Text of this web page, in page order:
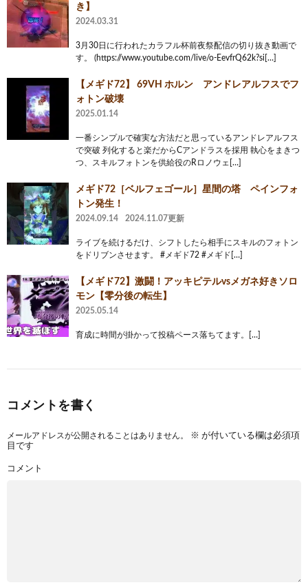
き】
2024.03.31
3月30日に行われたカラフル杯前夜祭配信の切り抜き動画で
す。 (https://www.youtube.com/live/o-EevfrQ62k?si[…]
【メギド72】 69VH ホルン アンドレアルフスでフ
ォトン破壊
2025.01.14
一番シンプルで確実な方法だと思っているアンドレアルフス
で突破 列化すると楽だからCアンドラスを採用 執心をまきつ
つ、スキルフォトンを供給役のRロノウェ[…]
メギド72［ベルフェゴール］星間の塔 ペインフォ
トン発生！
2024.09.14 2024.11.07更新
ライブを続けるだけ、シフトしたら相手にスキルのフォトン
をドリブンさせます。 #メギド72 #メギド[…]
‪【メギド72】‬激闘！アッキピテルvsメガネ好きソロ
モン‪【零分後の転生】‬
2025.05.14
育成に時間が掛かって投稿ペース落ちてます。[…]
コメントを書く
メールアドレスが公開されることはありません。 ※ が付いている欄は必須項
目です
コメント